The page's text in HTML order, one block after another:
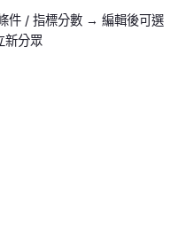
件 / 指標分數 → 編輯後可選
新分眾